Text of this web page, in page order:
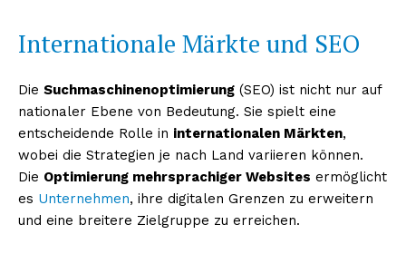
Internationale Märkte und SEO
Die Suchmaschinenoptimierung (SEO) ist nicht nur auf
nationaler Ebene von Bedeutung. Sie spielt eine
entscheidende Rolle in internationalen Märkten,
wobei die Strategien je nach Land variieren können.
Die Optimierung mehrsprachiger Websites ermöglicht
es Unternehmen, ihre digitalen Grenzen zu erweitern
und eine breitere Zielgruppe zu erreichen.